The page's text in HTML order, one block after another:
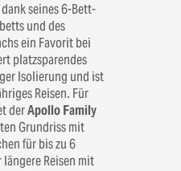
seines 6-Bett-
und des
ein Favorit bei
platzsparendes
Isolierung und ist
Reisen. Für
derApollo Family
Grundriss mit
für bis zu 6
Reisen mit